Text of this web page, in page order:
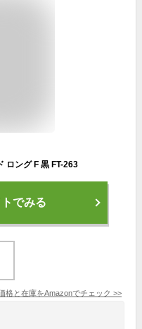
ロング F 黒 FT-263
でみる
格と在庫をAmazonでチェック >>